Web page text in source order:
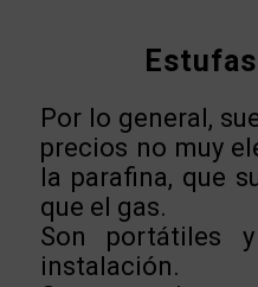
Por lo general,
precios no muy
la parafina, que
que el gas.
Son portátiles
instalación.